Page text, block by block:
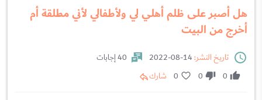
هل أصبر على ظلم أهلي لي ولأطفالي لأني مطلقة أم
أخرج من البيت
تاريخ النشر:
40 إجابات
0
0
0 شارك